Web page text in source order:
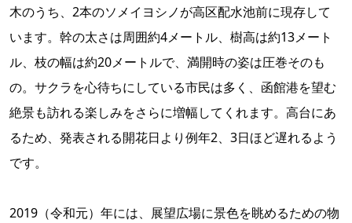
木のうち、2本のソメイヨシノが高区配水池前に現存して
います。幹の太さは周囲約4メートル、樹高は約13メート
ル、枝の幅は約20メートルで、満開時の姿は圧巻そのも
の。サクラを心待ちにしている市民は多く、函館港を望む
絶景も訪れる楽しみをさらに増幅してくれます。高台にあ
るため、発表される開花日より例年2、3日ほど遅れるよう
です。
2019（令和元）年には、展望広場に景色を眺めるための物